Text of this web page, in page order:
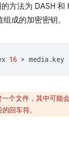
方法为 DASH 和
成的加密密钥。
16 >
一个文件，其中可能
回车符。